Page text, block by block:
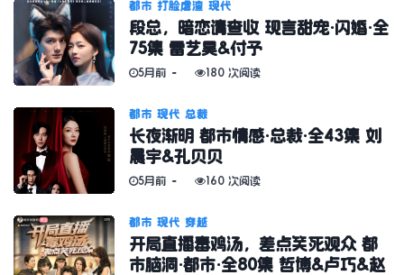
都市 打脸虐渣 现代
段总，暗恋请查收 现言甜宠·闪婚·全
75集 雷艺昊&付予
5月前 180 次阅读
都市 现代 总裁
长夜渐明 都市情感·总裁·全43集 刘
晨宇&孔贝贝
5月前 160 次阅读
都市 现代 穿越
开局直播毒鸡汤，差点笑死观众 都
市脑洞·都市·全80集 哲博&卢巧&赵